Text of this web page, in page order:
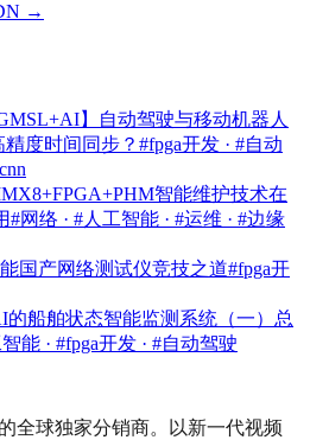
→
】自动驾驶与移动机器人
度时间同步？ #fpga开发 · #自动
智能维护技术在
#网络 · #人工智能 · #运维 · #边缘
国产网络测试仪竞技之道#fpga开
船舶状态智能监测系统（一）总
能 · #fpga开发 · #自动驾驶
全球独家分销商。以新一代视频